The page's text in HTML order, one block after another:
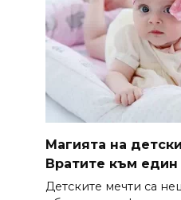
Магията на
Вратите към
Детските мечти са